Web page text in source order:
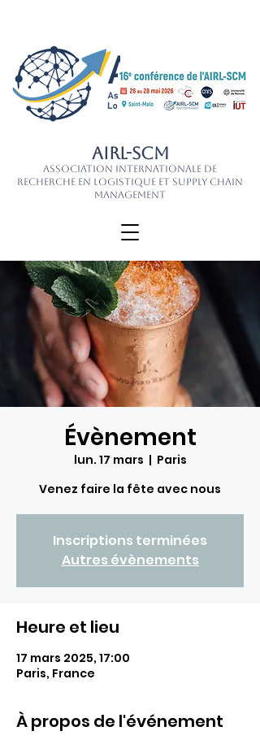
AIRL-SCM
Association Internationale de
Recherche en Logistique et Supply Chain
Management
Évènement
lun. 17 mars
  |
Paris
Venez faire la fête avec nous
Inscriptions terminées
Autres évènements
Heure et lieu
17 mars 2025, 17:00
Paris, France
À propos de l'événement